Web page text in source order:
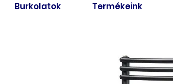
Burkolatok Termékeink